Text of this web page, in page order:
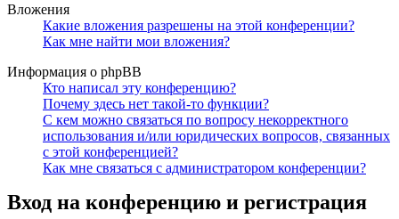
Вложения
Какие вложения разрешены на этой конференции?
Как мне найти мои вложения?
Информация о phpBB
Кто написал эту конференцию?
Почему здесь нет такой-то функции?
С кем можно связаться по вопросу некорректного
использования и/или юридических вопросов, связанных
с этой конференцией?
Как мне связаться с администратором конференции?
Вход на конференцию и регистрация